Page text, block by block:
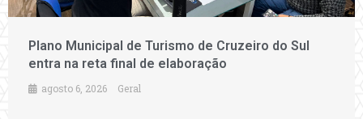
Plano Municipal de Turismo de Cruzeiro do Sul
entra na reta final de elaboração
agosto 6, 2026 Geral